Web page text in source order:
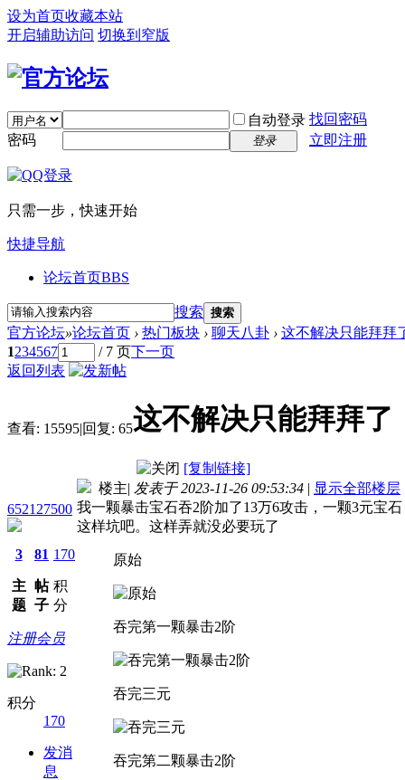
设为首页收藏本站
开启辅助访问 切换到窄版
自动登录 找回密码
密码
登录 立即注册
只需一步，快速开始
快捷导航
论坛首页BBS
搜索 搜索
官方论坛»论坛首页 › 热门板块 › 聊天八卦 › 这不解决只能拜拜
1234567 / 7 页下一页
返回列表
查看: 15595|回复: 65这不解决只能拜拜了
[复制链接]
652127500
3
主
题
81
帖
子
170
积
分
注册会员
积分
170
发消
息
楼主| 发表于 2023-11-26 09:53:34 | 显示全部楼层
我一颗暴击宝石吞2阶加了13万6攻击，一颗3元宝
这样坑吧。这样弄就没必要玩了
原始
吞完第一颗暴击2阶
吞完三元
吞完第二颗暴击2阶